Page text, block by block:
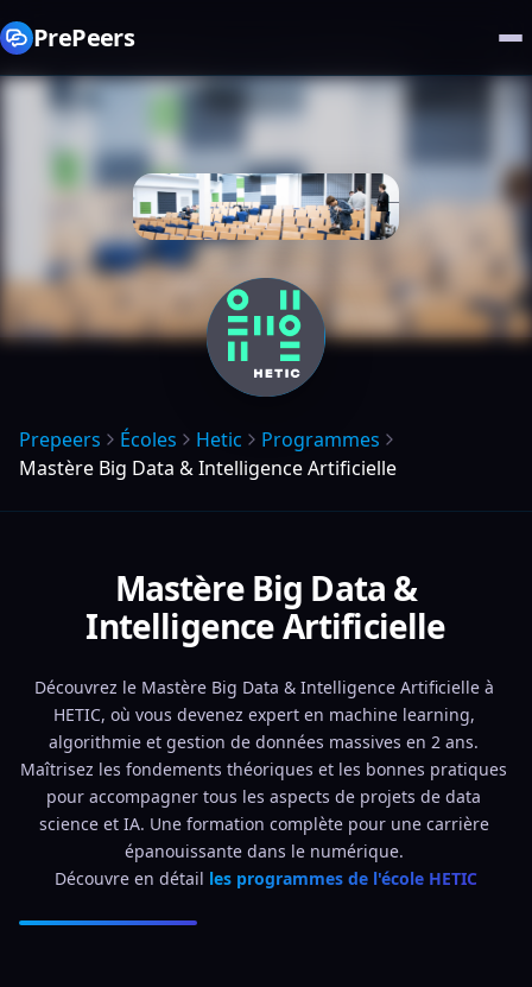
PrePeers
Prepeers Écoles Hetic
Programmes
Mastère Big Data & Intelligence Artificielle
Mastère Big Data &
Intelligence Artificielle
Découvrez le Mastère Big Data & Intelligence Artificielle à
HETIC, où vous devenez expert en machine learning,
algorithmie et gestion de données massives en 2 ans.
Maîtrisez les fondements théoriques et les bonnes pratiques
pour accompagner tous les aspects de projets de data
science et IA. Une formation complète pour une carrière
épanouissante dans le numérique.
Découvre en détail les programmes de l'école HETIC